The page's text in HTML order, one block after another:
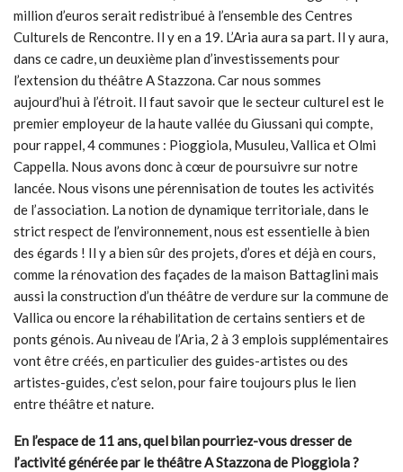
million d’euros serait redistribué à l’ensemble des Centres
Culturels de Rencontre. Il y en a 19. L’Aria aura sa part. Il y aura,
dans ce cadre, un deuxième plan d’investissements pour
l’extension du théâtre A Stazzona. Car nous sommes
aujourd’hui à l’étroit. Il faut savoir que le secteur culturel est le
premier employeur de la haute vallée du Giussani qui compte,
pour rappel, 4 communes : Pioggiola, Musuleu, Vallica et Olmi
Cappella. Nous avons donc à cœur de poursuivre sur notre
lancée. Nous visons une pérennisation de toutes les activités
de l’association. La notion de dynamique territoriale, dans le
strict respect de l’environnement, nous est essentielle à bien
des égards ! Il y a bien sûr des projets, d’ores et déjà en cours,
comme la rénovation des façades de la maison Battaglini mais
aussi la construction d’un théâtre de verdure sur la commune de
Vallica ou encore la réhabilitation de certains sentiers et de
ponts génois. Au niveau de l’Aria, 2 à 3 emplois supplémentaires
vont être créés, en particulier des guides-artistes ou des
artistes-guides, c’est selon, pour faire toujours plus le lien
entre théâtre et nature.
En l’espace de 11 ans, quel bilan pourriez-vous dresser de
l’activité générée par le théâtre A Stazzona de Pioggiola ?